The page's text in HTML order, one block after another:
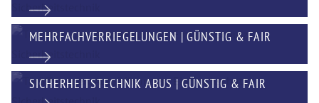
MEHRFACHVERRIEGELUNGEN | GÜNSTIG & FAIR
SICHERHEITSTECHNIK ABUS | GÜNSTIG & FAIR